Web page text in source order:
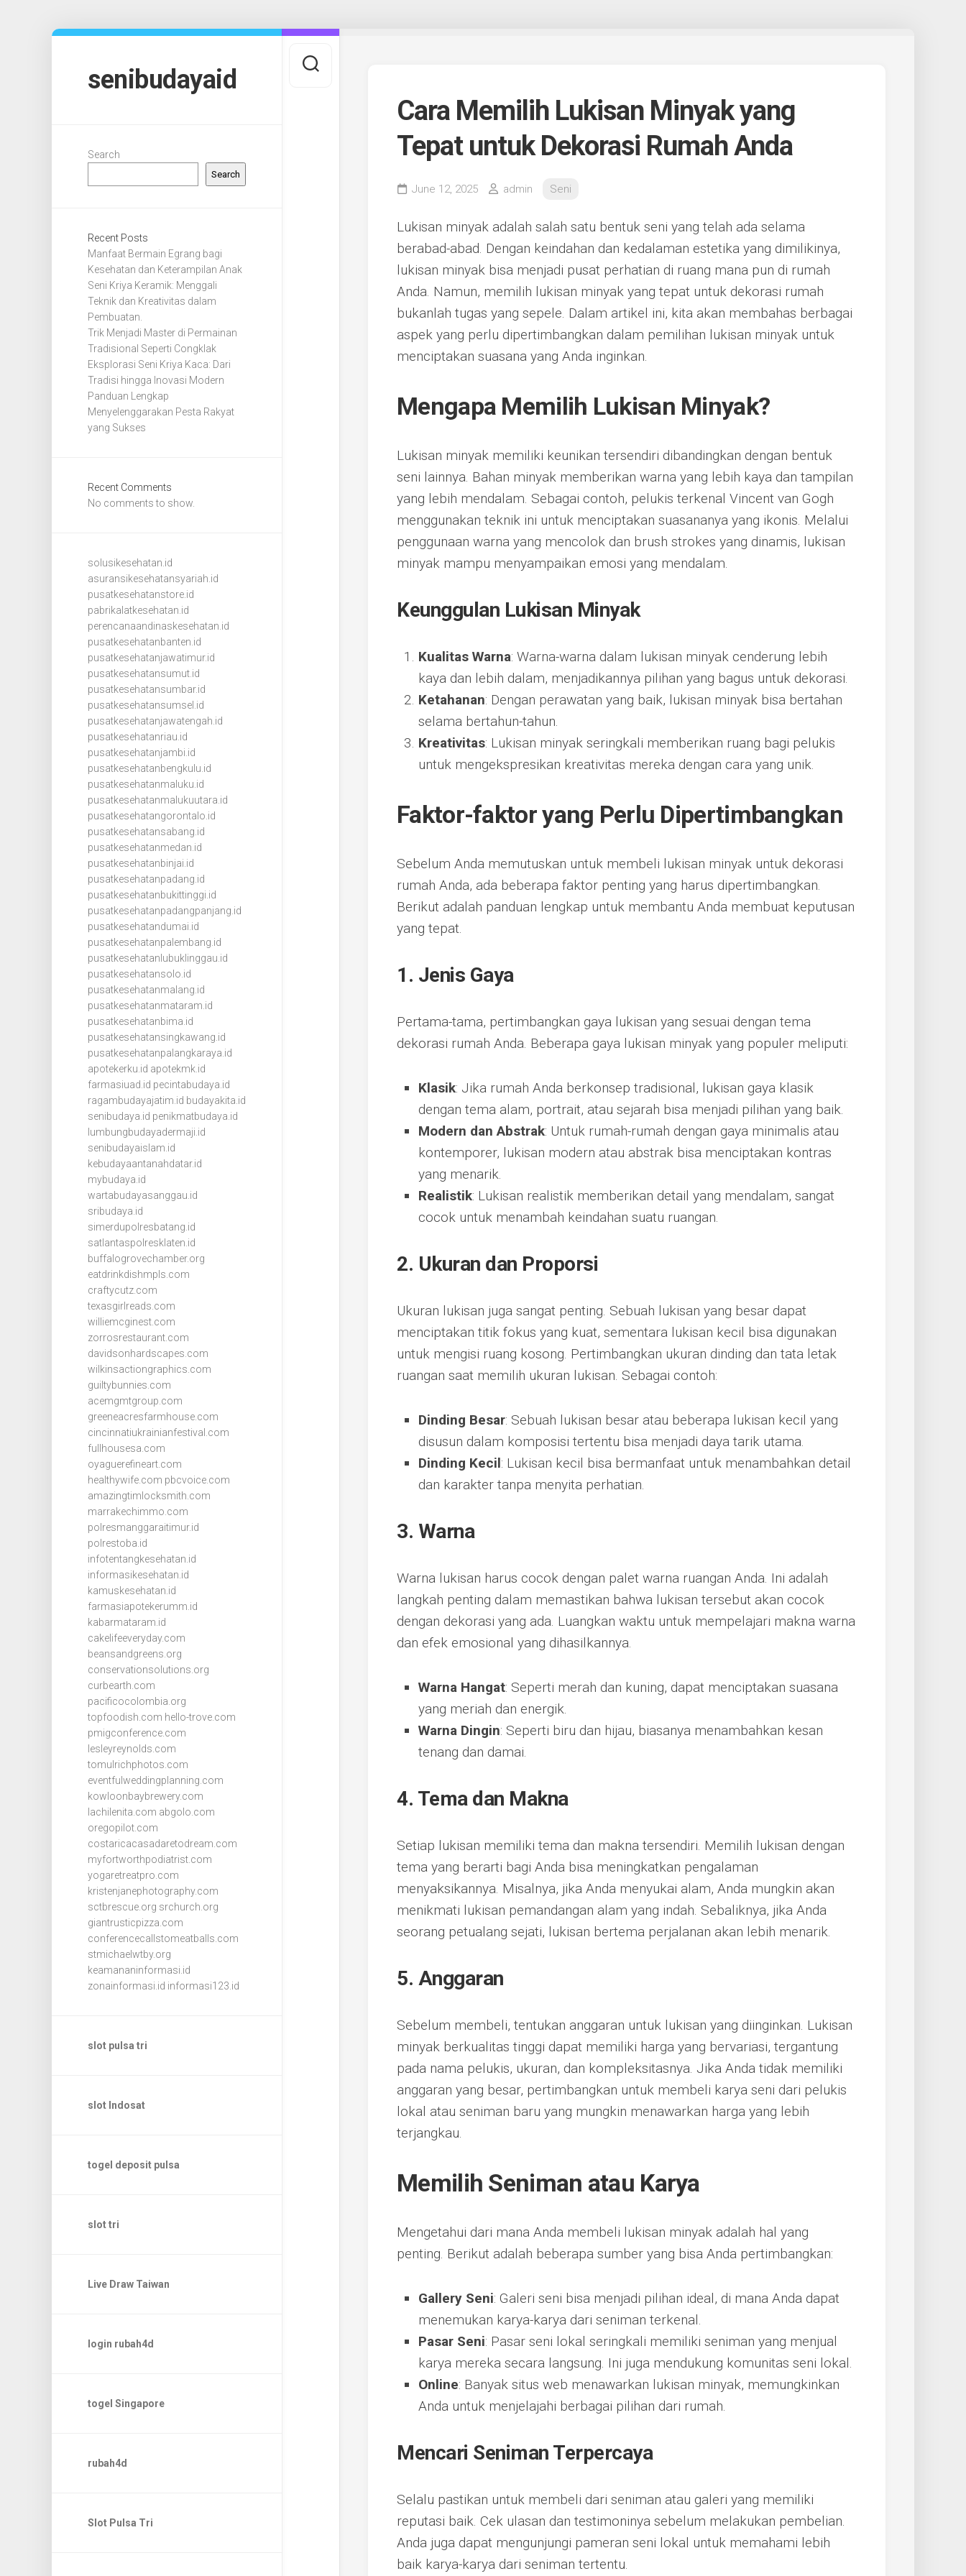
senibudayaid
Search
Search
Recent Posts
Manfaat Bermain Egrang bagi
Kesehatan dan Keterampilan Anak
Seni Kriya Keramik: Menggali
Teknik dan Kreativitas dalam
Pembuatan.
Trik Menjadi Master di Permainan
Tradisional Seperti Congklak
Eksplorasi Seni Kriya Kaca: Dari
Tradisi hingga Inovasi Modern
Panduan Lengkap
Menyelenggarakan Pesta Rakyat
yang Sukses
Recent Comments
No comments to show.
solusikesehatan.id
asuransikesehatansyariah.id
pusatkesehatanstore.id
pabrikalatkesehatan.id
perencanaandinaskesehatan.id
pusatkesehatanbanten.id
pusatkesehatanjawatimur.id
pusatkesehatansumut.id
pusatkesehatansumbar.id
pusatkesehatansumsel.id
pusatkesehatanjawatengah.id
pusatkesehatanriau.id
pusatkesehatanjambi.id
pusatkesehatanbengkulu.id
pusatkesehatanmaluku.id
pusatkesehatanmalukuutara.id
pusatkesehatangorontalo.id
pusatkesehatansabang.id
pusatkesehatanmedan.id
pusatkesehatanbinjai.id
pusatkesehatanpadang.id
pusatkesehatanbukittinggi.id
pusatkesehatanpadangpanjang.id
pusatkesehatandumai.id
pusatkesehatanpalembang.id
pusatkesehatanlubuklinggau.id
pusatkesehatansolo.id
pusatkesehatanmalang.id
pusatkesehatanmataram.id
pusatkesehatanbima.id
pusatkesehatansingkawang.id
pusatkesehatanpalangkaraya.id
apotekerku.id apotekmk.id
farmasiuad.id pecintabudaya.id
ragambudayajatim.id budayakita.id
senibudaya.id penikmatbudaya.id
lumbungbudayadermaji.id
senibudayaislam.id
kebudayaantanahdatar.id
mybudaya.id
wartabudayasanggau.id
sribudaya.id
simerdupolresbatang.id
satlantaspolresklaten.id
buffalogrovechamber.org
eatdrinkdishmpls.com
craftycutz.com
texasgirlreads.com
williemcginest.com
zorrosrestaurant.com
davidsonhardscapes.com
wilkinsactiongraphics.com
guiltybunnies.com
acemgmtgroup.com
greeneacresfarmhouse.com
cincinnatiukrainianfestival.com
fullhousesa.com
oyaguerefineart.com
healthywife.com pbcvoice.com
amazingtimlocksmith.com
marrakechimmo.com
polresmanggaraitimur.id
polrestoba.id
infotentangkesehatan.id
informasikesehatan.id
kamuskesehatan.id
farmasiapotekerumm.id
kabarmataram.id
cakelifeeveryday.com
beansandgreens.org
conservationsolutions.org
curbearth.com
pacificocolombia.org
topfoodish.com hello-trove.com
pmigconference.com
lesleyreynolds.com
tomulrichphotos.com
eventfulweddingplanning.com
kowloonbaybrewery.com
lachilenita.com abgolo.com
oregopilot.com
costaricacasadaretodream.com
myfortworthpodiatrist.com
yogaretreatpro.com
kristenjanephotography.com
sctbrescue.org srchurch.org
giantrusticpizza.com
conferencecallstomeatballs.com
stmichaelwtby.org
keamananinformasi.id
zonainformasi.id informasi123.id
slot pulsa tri
slot Indosat
togel deposit pulsa
slot tri
Live Draw Taiwan
login rubah4d
togel Singapore
rubah4d
Slot Pulsa Tri
Cara Memilih Lukisan Minyak yang
Tepat untuk Dekorasi Rumah Anda
June 12, 2025 admin Seni
Lukisan minyak adalah salah satu bentuk seni yang telah ada selama
berabad-abad. Dengan keindahan dan kedalaman estetika yang dimilikinya,
lukisan minyak bisa menjadi pusat perhatian di ruang mana pun di rumah
Anda. Namun, memilih lukisan minyak yang tepat untuk dekorasi rumah
bukanlah tugas yang sepele. Dalam artikel ini, kita akan membahas berbagai
aspek yang perlu dipertimbangkan dalam pemilihan lukisan minyak untuk
menciptakan suasana yang Anda inginkan.
Mengapa Memilih Lukisan Minyak?
Lukisan minyak memiliki keunikan tersendiri dibandingkan dengan bentuk
seni lainnya. Bahan minyak memberikan warna yang lebih kaya dan tampilan
yang lebih mendalam. Sebagai contoh, pelukis terkenal Vincent van Gogh
menggunakan teknik ini untuk menciptakan suasananya yang ikonis. Melalui
penggunaan warna yang mencolok dan brush strokes yang dinamis, lukisan
minyak mampu menyampaikan emosi yang mendalam.
Keunggulan Lukisan Minyak
Kualitas Warna: Warna-warna dalam lukisan minyak cenderung lebih
kaya dan lebih dalam, menjadikannya pilihan yang bagus untuk dekorasi.
Ketahanan: Dengan perawatan yang baik, lukisan minyak bisa bertahan
selama bertahun-tahun.
Kreativitas: Lukisan minyak seringkali memberikan ruang bagi pelukis
untuk mengekspresikan kreativitas mereka dengan cara yang unik.
Faktor-faktor yang Perlu Dipertimbangkan
Sebelum Anda memutuskan untuk membeli lukisan minyak untuk dekorasi
rumah Anda, ada beberapa faktor penting yang harus dipertimbangkan.
Berikut adalah panduan lengkap untuk membantu Anda membuat keputusan
yang tepat.
1. Jenis Gaya
Pertama-tama, pertimbangkan gaya lukisan yang sesuai dengan tema
dekorasi rumah Anda. Beberapa gaya lukisan minyak yang populer meliputi:
Klasik: Jika rumah Anda berkonsep tradisional, lukisan gaya klasik
dengan tema alam, portrait, atau sejarah bisa menjadi pilihan yang baik.
Modern dan Abstrak: Untuk rumah-rumah dengan gaya minimalis atau
kontemporer, lukisan modern atau abstrak bisa menciptakan kontras
yang menarik.
Realistik: Lukisan realistik memberikan detail yang mendalam, sangat
cocok untuk menambah keindahan suatu ruangan.
2. Ukuran dan Proporsi
Ukuran lukisan juga sangat penting. Sebuah lukisan yang besar dapat
menciptakan titik fokus yang kuat, sementara lukisan kecil bisa digunakan
untuk mengisi ruang kosong. Pertimbangkan ukuran dinding dan tata letak
ruangan saat memilih ukuran lukisan. Sebagai contoh:
Dinding Besar: Sebuah lukisan besar atau beberapa lukisan kecil yang
disusun dalam komposisi tertentu bisa menjadi daya tarik utama.
Dinding Kecil: Lukisan kecil bisa bermanfaat untuk menambahkan detail
dan karakter tanpa menyita perhatian.
3. Warna
Warna lukisan harus cocok dengan palet warna ruangan Anda. Ini adalah
langkah penting dalam memastikan bahwa lukisan tersebut akan cocok
dengan dekorasi yang ada. Luangkan waktu untuk mempelajari makna warna
dan efek emosional yang dihasilkannya.
Warna Hangat: Seperti merah dan kuning, dapat menciptakan suasana
yang meriah dan energik.
Warna Dingin: Seperti biru dan hijau, biasanya menambahkan kesan
tenang dan damai.
4. Tema dan Makna
Setiap lukisan memiliki tema dan makna tersendiri. Memilih lukisan dengan
tema yang berarti bagi Anda bisa meningkatkan pengalaman
menyaksikannya. Misalnya, jika Anda menyukai alam, Anda mungkin akan
menikmati lukisan pemandangan alam yang indah. Sebaliknya, jika Anda
seorang petualang sejati, lukisan bertema perjalanan akan lebih menarik.
5. Anggaran
Sebelum membeli, tentukan anggaran untuk lukisan yang diinginkan. Lukisan
minyak berkualitas tinggi dapat memiliki harga yang bervariasi, tergantung
pada nama pelukis, ukuran, dan kompleksitasnya. Jika Anda tidak memiliki
anggaran yang besar, pertimbangkan untuk membeli karya seni dari pelukis
lokal atau seniman baru yang mungkin menawarkan harga yang lebih
terjangkau.
Memilih Seniman atau Karya
Mengetahui dari mana Anda membeli lukisan minyak adalah hal yang
penting. Berikut adalah beberapa sumber yang bisa Anda pertimbangkan:
Gallery Seni: Galeri seni bisa menjadi pilihan ideal, di mana Anda dapat
menemukan karya-karya dari seniman terkenal.
Pasar Seni: Pasar seni lokal seringkali memiliki seniman yang menjual
karya mereka secara langsung. Ini juga mendukung komunitas seni lokal.
Online: Banyak situs web menawarkan lukisan minyak, memungkinkan
Anda untuk menjelajahi berbagai pilihan dari rumah.
Mencari Seniman Terpercaya
Selalu pastikan untuk membeli dari seniman atau galeri yang memiliki
reputasi baik. Cek ulasan dan testimoninya sebelum melakukan pembelian.
Anda juga dapat mengunjungi pameran seni lokal untuk memahami lebih
baik karya-karya dari seniman tertentu.